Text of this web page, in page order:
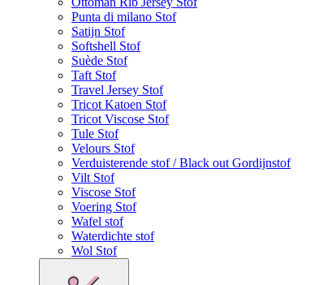
Punta di milano Stof
Satijn Stof
Softshell Stof
Suède Stof
Taft Stof
Travel Jersey Stof
Tricot Katoen Stof
Tricot Viscose Stof
Tule Stof
Velours Stof
Verduisterende stof / Black out Gordijnstof
Vilt Stof
Viscose Stof
Voering Stof
Wafel stof
Waterdichte stof
Wol Stof